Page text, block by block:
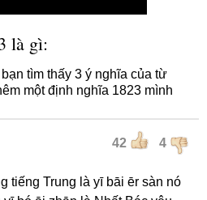
là gì:
tìm thấy 3 ý nghĩa của từ
một định nghĩa 1823 mình
42 4
tiếng Trung là yī bāi ēr sàn nó